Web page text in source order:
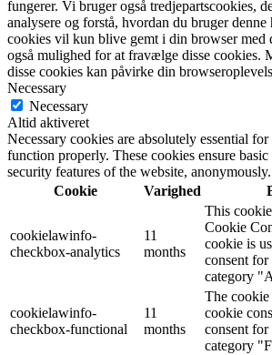
fungerer. Vi bruger også tredjepartscookies,
analysere og forstå, hvordan du bruger denne
cookies vil kun blive gemt i din browser med
også mulighed for at fravælge disse cookies.
disse cookies kan påvirke din
Necessary
Necessary
Altid aktiveret
Necessary cookies are absolutely essential
function properly. These cookies ensure
security features of the website, anonymously.
Cookie
Varighed
cookielawinfo-
checkbox-analytics
11
months
This
Cookie
cookie is
consent
category
cookielawinfo-
checkbox-functional
11
months
The
cookie
consent
category